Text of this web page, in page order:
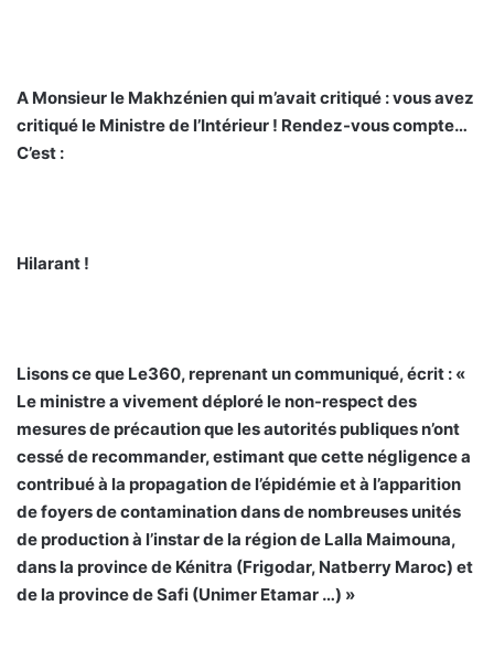
A Monsieur le Makhzénien qui m’avait critiqué : vous avez
critiqué le Ministre de l’Intérieur ! Rendez-vous compte…
C’est :
Hilarant !
Lisons ce que Le360, reprenant un communiqué, écrit : «
Le ministre a vivement déploré le non-respect des
mesures de précaution que les autorités publiques n’ont
cessé de recommander, estimant que cette négligence a
contribué à la propagation de l’épidémie et à l’apparition
de foyers de contamination dans de nombreuses unités
de production à l’instar de la région de Lalla Maimouna,
dans la province de Kénitra (Frigodar, Natberry Maroc) et
de la province de Safi (Unimer Etamar …) »